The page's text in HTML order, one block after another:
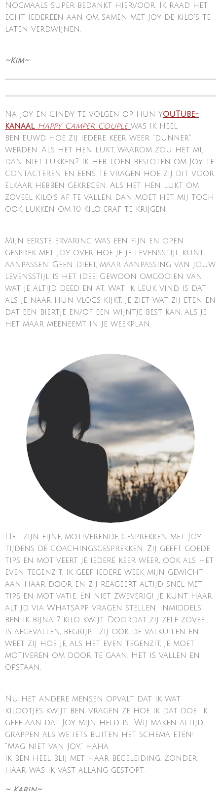
Nogmaals super bedankt hiervoor. Ik raad het
echt iedereen aan om samen met Joy de kilo's te
laten verdwijnen.
~Kim~
Na Joy en Cindy te volgen op hun YouTube-
kanaal Happy Camper Couple was ik heel
benieuwd hoe zij iedere keer weer "dunner"
werden. Als het hen lukt, waarom zou het mij
dan niet lukken? Ik heb toen besloten om Joy te
contacteren en eens te vragen hoe zij dit voor
elkaar hebben gekregen. Als het hen lukt om
zoveel kilo's af te vallen, dan moet het mij toch
ook lukken om 10 kilo eraf te krijgen.
Mijn eerste ervaring was een fijn en open
gesprek met Joy over hoe je je levensstijl kunt
aanpassen. Geen dieet, maar aanpassing van jouw
levensstijl is het idee. Gewoon omgooien van
wat je altijd deed en at. Wat ik leuk vind, is dat
als je naar hun vlogs kijkt, je ziet wat zij eten en
dat een biertje en/of een wijntje best kan, als je
het maar meeneemt in je weekplan.
Het zijn fijne, motiverende gesprekken met Joy
tijdens de coachingsgesprekken. Zij geeft goede
tips en motiveert je iedere keer weer, ook als het
even tegenzit. Ik geef iedere week mijn gewicht
aan haar door en zij reageert altijd snel met
tips en motivatie. En niet zweverig! Je kunt haar
altijd via WhatsApp vragen stellen. Inmiddels
ben ik bijna 7 kilo kwijt. Doordat zij zelf zoveel
is afgevallen, begrijpt zij ook de valkuilen en
weet zij hoe je, als het even tegenzit, je moet
motiveren om door te gaan. Het is vallen en
opstaan.
Nu het andere mensen opvalt dat ik wat
kilootjes kwijt ben, vragen ze hoe ik dat doe. Ik
geef aan dat Joy mijn held is! Wij maken altijd
grappen als we iets buiten het schema eten:
"Mag niet van Joy," haha.
Ik ben heel blij met haar begeleiding. Zonder
haar was ik vast allang gestopt.